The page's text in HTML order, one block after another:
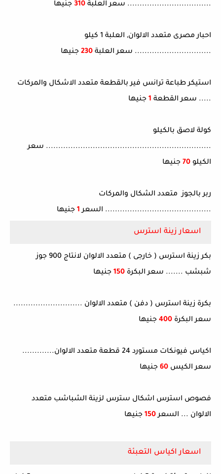
.................................. سعر العلبة 310 جنيها
احبار مصرى متعدد الالوان, العلبة 1 كيلو
............................... سعر العلبة 230 جنيها
استيكر طباعة ترانس فير بالقطعة متعدد الاشكال والمركات
..... سعر القطعة 1 جنيها
كولة لاصق بالكيلو
................................................................... سعر
الكيلو 70 جنيها
ربر بالجوز متعدد الشكال والمركات
........................................... السعر1 جنيها
اسعار زينة استرس
بكر زينة استرس ( خارجى ) متعدد الالوان لانتاج 900 جوز
شبشب ....... سعر البكرة 150 جنيها
بكرة زينة استرس ( دفن ) متعدد الالوان ............................
سعر البكرة 400 جنيها
اكياس فيونكات مستورد 24 قطعة متعدد الالوان.............
سعر الكيس 60 جنيها
فصوص استرس اشكال سترس لزينة الشباشب متعدد
الالوان ... السعر150 جنيها
اسعار اكياس التعبئة